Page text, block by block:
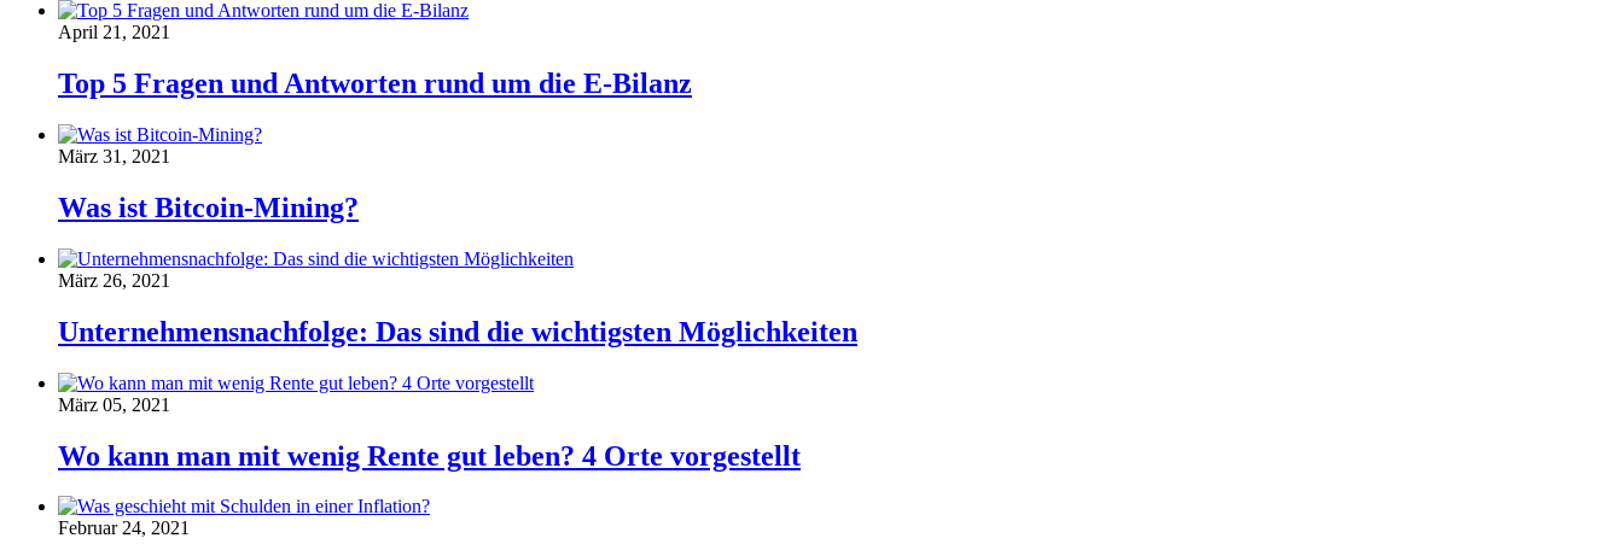
April 21, 2021
Top 5 Fragen und Antworten rund um die E-Bilanz
März 31, 2021
Was ist Bitcoin-Mining?
März 26, 2021
Unternehmensnachfolge: Das sind die wichtigsten Möglichkeiten
März 05, 2021
Wo kann man mit wenig Rente gut leben? 4 Orte vorgestellt
Februar 24, 2021